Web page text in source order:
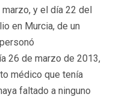
y el día 22 del
en Murcia, de un
26 de marzo de 2013,
médico que tenía
faltado a ninguno